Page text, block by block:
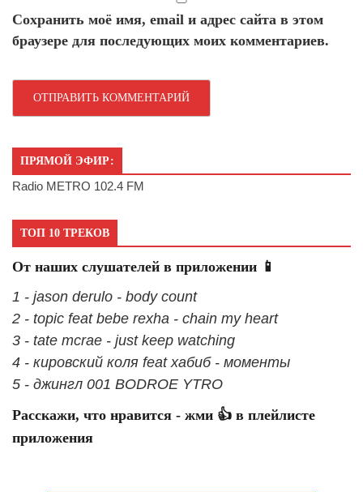
Сохранить моё имя, email и адрес сайта в этом
браузере для последующих моих комментариев.
ПРЯМОЙ ЭФИР:
Radio METRO 102.4 FM
ТОП 10 ТРЕКОВ
От наших слушателей в приложении 📱
1 - jason derulo - body count
2 - topic feat bebe rexha - chain my heart
3 - tate mcrae - just keep watching
4 - кировский коля feat хабиб - моменты
5 - джингл 001 BODROE YTRO
Расскажи, что нравится - жми 👍 в плейлисте
приложения